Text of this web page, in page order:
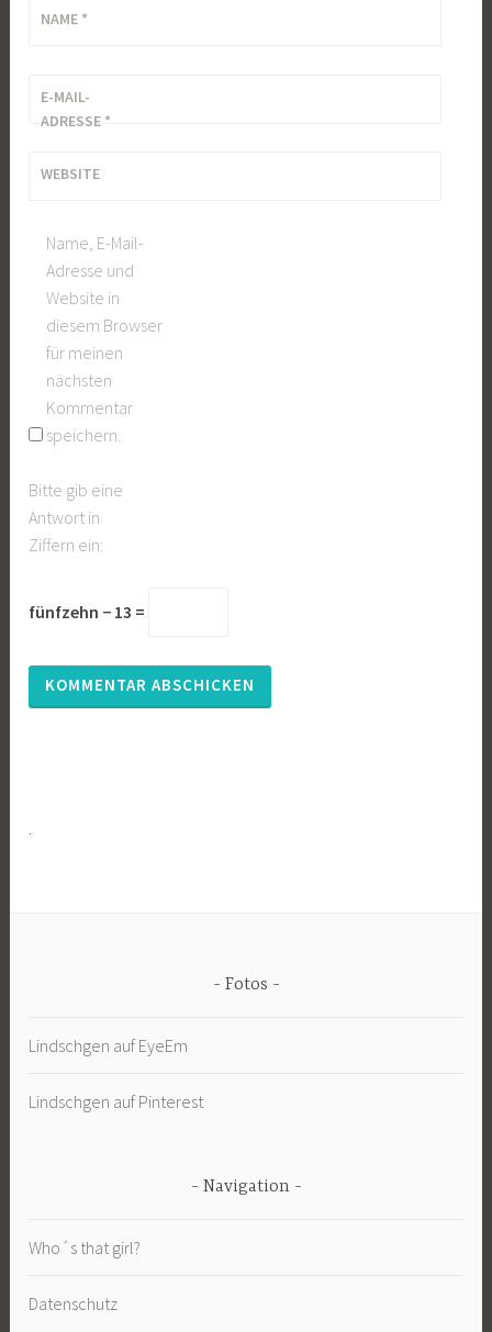
NAME *
E-MAIL-
ADRESSE *
WEBSITE
Name, E-Mail-
Adresse und
Website in
diesem Browser
für meinen
nächsten
Kommentar
speichern.
Bitte gib eine
Antwort in
Ziffern ein:
fünfzehn − 13 =
.
Fotos
Lindschgen auf EyeEm
Lindschgen auf Pinterest
Navigation
Who´s that girl?
Datenschutz